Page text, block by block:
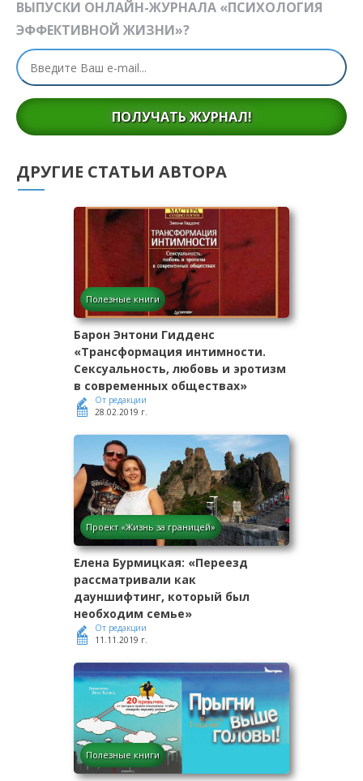
ВЫПУСКИ ОНЛАЙН-ЖУРНАЛА «ПСИХОЛОГИЯ
ЭФФЕКТИВНОЙ ЖИЗНИ»?
ПОЛУЧАТЬ ЖУРНАЛ!
ДРУГИЕ СТАТЬИ АВТОРА
Полезные книги
Барон Энтони Гидденс
«Трансформация интимности.
Сексуальность, любовь и эротизм
в современных обществах»
От редакции
28.02.2019 г.
Проект «Жизнь за границей»
Елена Бурмицкая: «Переезд
рассматривали как
дауншифтинг, который был
необходим семье»
От редакции
11.11.2019 г.
Полезные книги